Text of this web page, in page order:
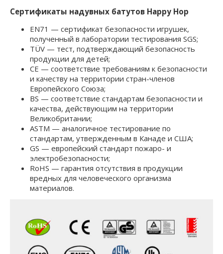
Сертификаты надувных батутов Happy Hop
EN71 — сертификат безопасности игрушек,
полученный в лаборатории тестирования SGS;
TÜV — тест, подтверждающий безопасность
продукции для детей;
СЕ — соответствие требованиям к безопасности
и качеству на территории стран-членов
Европейского Союза;
BS — соответствие стандартам безопасности и
качества, действующим на территории
Великобритании;
ASTM — аналогичное тестирование по
стандартам, утвержденным в Канаде и США;
GS — европейский стандарт пожаро- и
электробезопасности;
RoHS — гарантия отсутствия в продукции
вредных для человеческого организма
материалов.